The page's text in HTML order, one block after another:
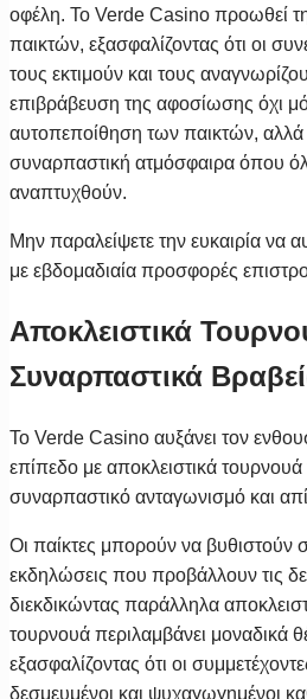
οφέλη. Το Verde Casino προωθεί
παικτών, εξασφαλίζοντας ότι οι
τους εκτιμούν και τους
επιβράβευση της αφοσίωσης όχι
αυτοπεποίθηση των παικτών, αλλά
συναρπαστική ατμόσφαιρα όπου
αναπτυχθούν.
Μην παραλείψετε την ευκαιρία να
με εβδομαδιαία προσφορές
Αποκλειστικά
Συναρπαστικά
Το Verde Casino αυξάνει τον
επίπεδο με αποκλειστικά
συναρπαστικό ανταγωνισμό και
Οι παίκτες μπορούν να βυθιστούν
εκδηλώσεις που προβάλλουν τις
διεκδικώντας παράλληλα
τουρνουά περιλαμβάνει μοναδικά
εξασφαλίζοντας ότι οι
δεσμευμένοι και ψυχαγωγημένοι